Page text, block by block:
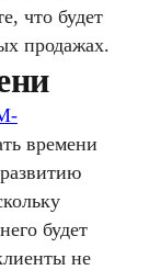
что будет
продажах.
времени
будет
не